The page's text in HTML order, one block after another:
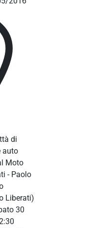
di
auto
Moto
- Paolo
Liberati)
30